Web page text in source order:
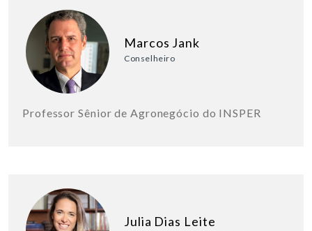
Marcos Jank
Conselheiro
Professor Sênior de Agronegócio do INSPER
Julia Dias Leite